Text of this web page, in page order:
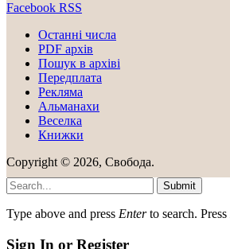
Facebook RSS
Останні числа
PDF архів
Пошук в архіві
Передплата
Рекляма
Альманахи
Веселка
Книжки
Copyright © 2026, Свобода.
Submit
Type above and press Enterto search. Press
Sign In or Register